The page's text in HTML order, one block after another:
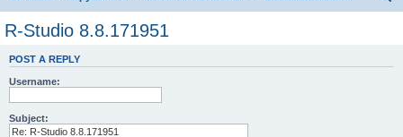
R-Studio 8.8.171951
POST A REPLY
Username:
Subject: